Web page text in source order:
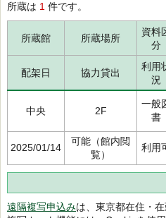
所蔵は 1 件です。
所蔵館 所蔵場所
資料
分
配架日 協力貸出
利用
況
中央 2F
一般
書
2025/01/14
可能（館内閲
覧）
利用
遠隔複写申込みは、東京都在住・